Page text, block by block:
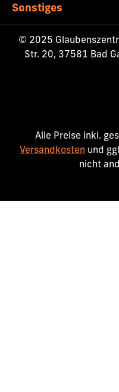
Sonstiges
© 2025
Str. 20, 37581 Bad
Alle Preise inkl.
Versandkosten und
nicht